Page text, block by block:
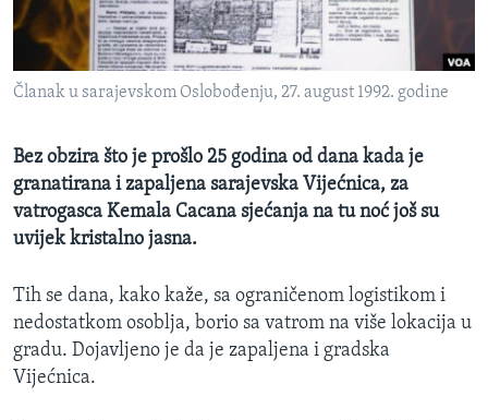
MAGAZIN
O GLASU AMERIKE
PRATITE NAS
Članak u sarajevskom Oslobođenju, 27. august 1992. godine
Bez obzira što je prošlo 25 godina od dana kada je
granatirana i zapaljena sarajevska Vijećnica, za
vatrogasca Kemala Cacana sjećanja na tu noć još su
uvijek kristalno jasna.
Tih se dana, kako kaže, sa ograničenom logistikom i
nedostatkom osoblja, borio sa vatrom na više lokacija u
gradu. Dojavljeno je da je zapaljena i gradska
Vijećnica.